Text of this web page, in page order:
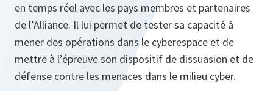
en temps réel avec les pays membres et partenaires
de l’Alliance. Il lui permet de tester sa capacité à
mener des opérations dans le cyberespace et de
mettre à l’épreuve son dispositif de dissuasion et de
défense contre les menaces dans le milieu cyber.